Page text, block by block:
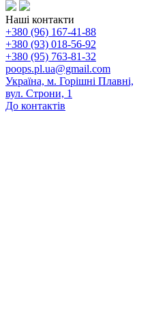
Наші контакти
+380 (96) 167-41-88
+380 (93) 018-56-92
+380 (95) 763-81-32
poops.pl.ua@gmail.com
Україна, м. Горішні Плавні,
вул. Строни, 1
До контактів